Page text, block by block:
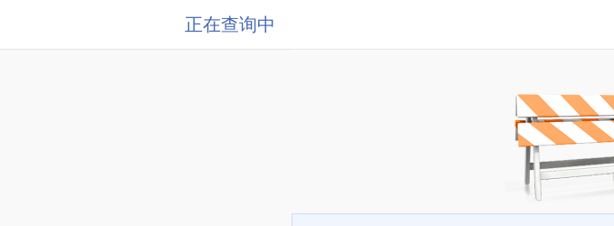
正在查询中